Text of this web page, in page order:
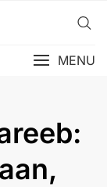
MENU